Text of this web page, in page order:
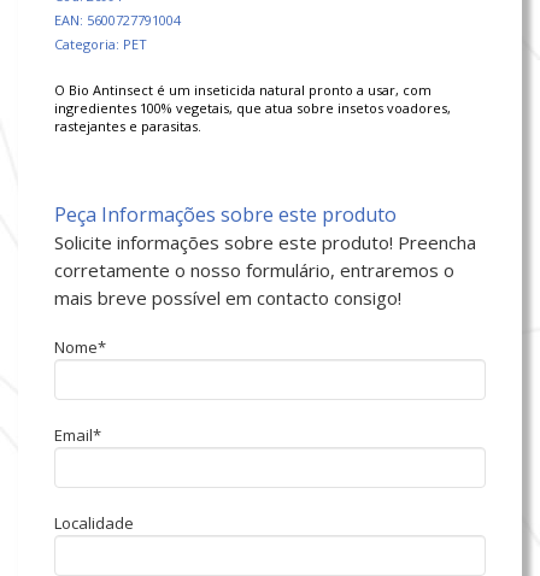
EAN: 5600727791004
Categoria: PET
O Bio Antinsect é um inseticida natural pronto a usar, com
ingredientes 100% vegetais, que atua sobre insetos voadores,
rastejantes e parasitas.
Peça Informações sobre este produto
Solicite informações sobre este produto! Preencha
corretamente o nosso formulário, entraremos o
mais breve possível em contacto consigo!
Nome*
Email*
Localidade